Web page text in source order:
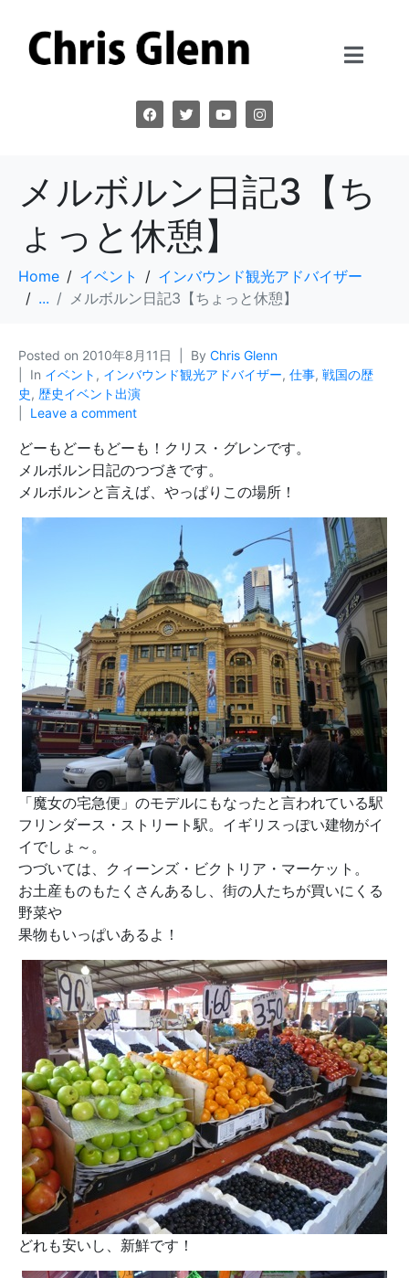
メルボルン日記3【ち
ょっと休憩】
Home イベント
インバウンド観光アドバイザー
...
メルボルン日記3【ちょっと休憩】
Posted on 2010年8月11日 By Chris Glenn
In イベント , インバウンド観光アドバイザー, 仕事, 戦国の歴
史, 歴史イベント出演
Leave a comment
どーもどーもどーも！クリス・グレンです。
メルボルン日記のつづきです。
メルボルンと言えば、やっぱりこの場所！
「魔女の宅急便」のモデルにもなったと言われている駅
フリンダース・ストリート駅。イギリスっぽい建物がイ
イでしょ～。
つづいては、クィーンズ・ビクトリア・マーケット。
お土産ものもたくさんあるし、街の人たちが買いにくる
野菜や
果物もいっぱいあるよ！
どれも安いし、新鮮です！